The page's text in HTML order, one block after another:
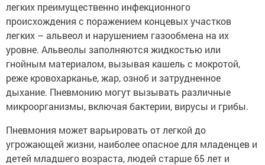
легких преимущественно инфекционного
происхождения с поражением концевых участков
легких – альвеол и нарушением газообмена на их
уровне. Альвеолы заполняются жидкостью или
гнойным материалом, вызывая кашель с мокротой,
реже кровохарканье, жар, озноб и затрудненное
дыхание. Пневмонию могут вызывать различные
микроорганизмы, включая бактерии, вирусы и грибы.
Пневмония может варьировать от легкой до
угрожающей жизни, наиболее опасное для младенцев и
детей младшего возраста, людей старше 65 лет и